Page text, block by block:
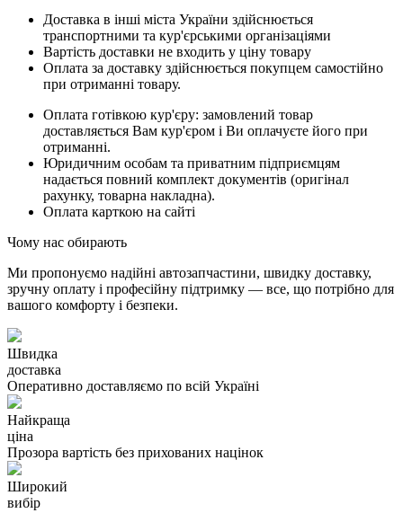
Доставка в інші міста України здійснюється
транспортними та кур'єрськими організаціями
Вартість доставки не входить у ціну товару
Оплата за доставку здійснюється покупцем самостійно
при отриманні товару.
Оплата готівкою кур'єру: замовлений товар
доставляється Вам кур'єром і Ви оплачуєте його при
отриманні.
Юридичним особам та приватним підприємцям
надається повний комплект документів (оригінал
рахунку, товарна накладна).
Оплата карткою на сайті
Чому нас обирають
Ми пропонуємо надійні автозапчастини, швидку доставку,
зручну оплату і професійну підтримку — все, що потрібно для
вашого комфорту і безпеки.
Швидка
доставка
Оперативно доставляємо по всій Україні
Найкраща
ціна
Прозора вартість без прихованих націнок
Широкий
вибір